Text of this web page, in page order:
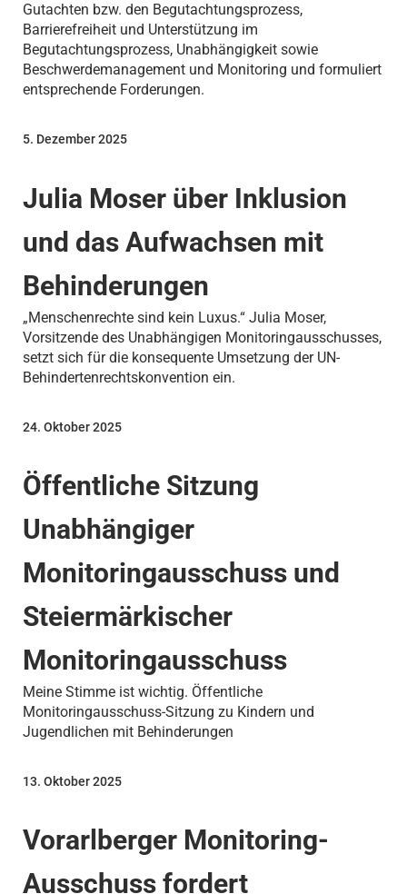
Gutachten bzw. den Begutachtungsprozess,
Barrierefreiheit und Unterstützung im
Begutachtungsprozess, Unabhängigkeit sowie
Beschwerdemanagement und Monitoring und formuliert
entsprechende Forderungen.
Julia Moser über Inklusion
und das Aufwachsen mit
Behinderungen
5. Dezember 2025
„Menschenrechte sind kein Luxus.“ Julia Moser,
Vorsitzende des Unabhängigen Monitoringausschusses,
setzt sich für die konsequente Umsetzung der UN-
Behindertenrechtskonvention ein.
Öffentliche Sitzung
Unabhängiger
Monitoringausschuss und
Steiermärkischer
Monitoringausschuss
24. Oktober 2025
Meine Stimme ist wichtig. Öffentliche
Monitoringausschuss-Sitzung zu Kindern und
Jugendlichen mit Behinderungen
Vorarlberger Monitoring-
Ausschuss fordert
13. Oktober 2025